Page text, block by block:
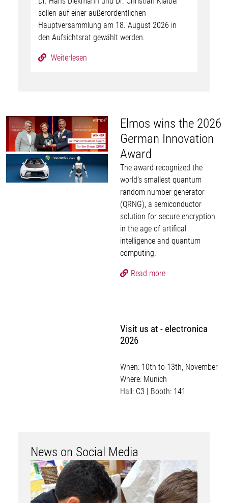
sollen auf einer außerordentlichen
Hauptversammlung am 18. August 2026 in
den Aufsichtsrat gewählt werden.
Weiterlesen
Elmos wins the 2026
German Innovation
Award
The award recognized the
world's smallest quantum
random number generator
(QRNG), a semiconductor
solution for secure encryption
in the age of artifical
intelligence and quantum
computing.
Read more
Visit us at - electronica
2026
When: 10th to 13th, November
Where: Munich
Hall: C3 | Booth: 141
News on Social Media